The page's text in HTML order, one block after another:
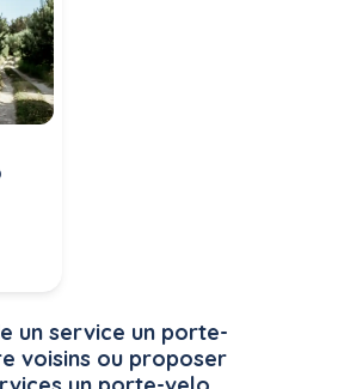
un service un porte-
voisins ou proposer